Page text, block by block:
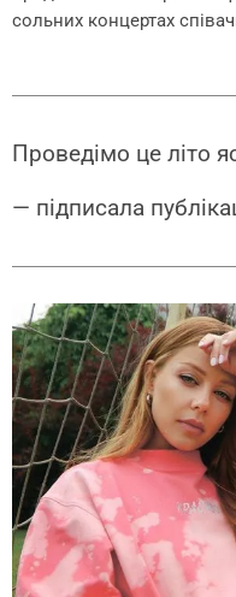
сольних концертах
Проведімо це літо
— підписала